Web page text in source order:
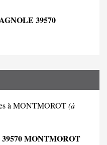
39570
à MONTMOROT(à
MONTMOROT